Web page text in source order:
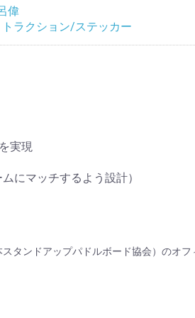
偉
トラクション/ステッカー
実現
にマッチするよう設計）
タンドアップパドルボード協会）のオフ